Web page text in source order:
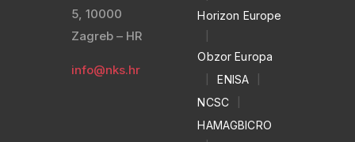
5, 10000
Zagreb – HR
info@nks.hr
Horizon Europe
Obzor Europa
ENISA
NCSC
HAMAGBICRO